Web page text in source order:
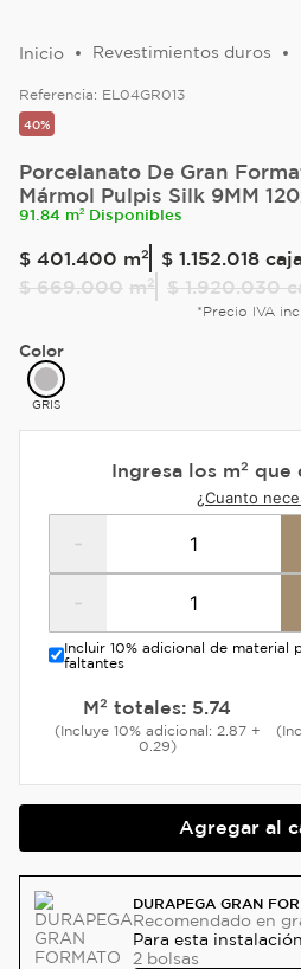
Revestimientos duros
Referencia: EL04GR013
40%
Porcelanato De Gran
Mármol Pulpis Silk 9MM
91.84 m² Disponibles
$ 401.400 m² $ 1.152.018
$ 669.000 m² $ 1.920.030
*Precio IVA
Color
GRIS
Ingresa los m²
¿Cuanto
-
-
Incluir 10% adicional de material
faltantes
M² totales: 5.74
(Incluye 10% adicional: 2.87 +
0.29)
Agregar al
DURAPEGA GRAN
Recomendado en
Para esta
2 bolsas